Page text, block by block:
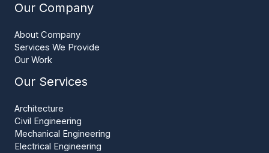
Our Company
About Company
Services We Provide
Our Work
Our Services
Architecture
Civil Engineering
Mechanical Engineering
Electrical Engineering